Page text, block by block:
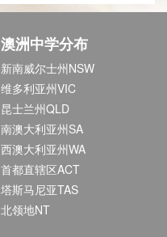
澳洲中学分布
新南威尔士州NSW
维多利亚州VIC
昆士兰州QLD
南澳大利亚州SA
西澳大利亚州WA
首都直辖区ACT
塔斯马尼亚TAS
北领地NT